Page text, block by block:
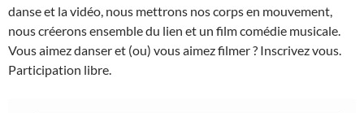
danse et la vidéo, nous mettrons nos corps en mouvement,
nous créerons ensemble du lien et un film comédie musicale.
Vous aimez danser et (ou) vous aimez filmer ? Inscrivez vous.
Participation libre.